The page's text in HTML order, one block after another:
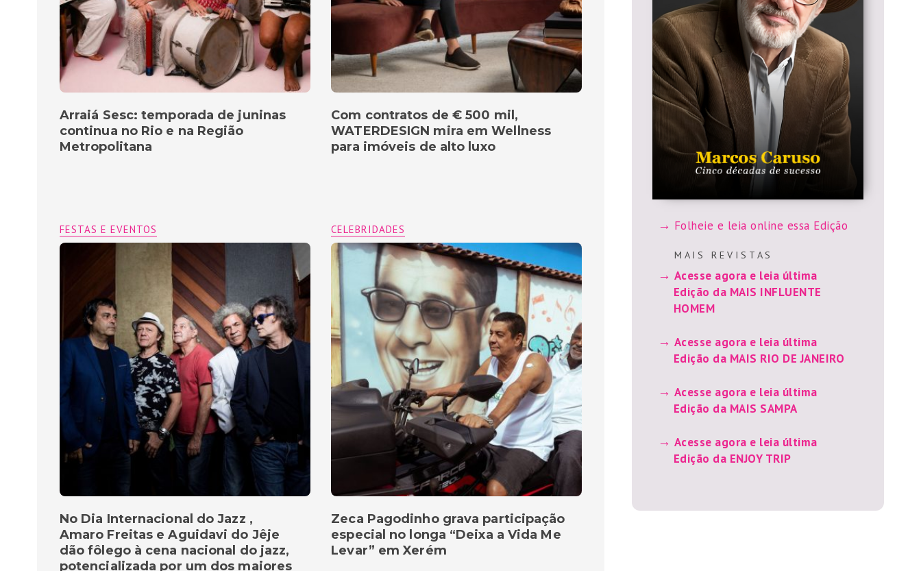
Com contratos de € 500 mil,
WATERDESIGN mira em Wellness
para imóveis de alto luxo
Arraiá Sesc: temporada de juninas
continua no Rio e na Região
Metropolitana
CELEBRIDADES
Zeca Pagodinho grava participação
especial no longa “Deixa a Vida Me
Levar” em Xerém
FESTAS E EVENTOS
No Dia Internacional do Jazz ,
Amaro Freitas e Aguidavi do Jêje
dão fôlego à cena nacional do jazz,
potencializada por um dos maiores
Folheie e leia online essa Edição
M A I S R E V I S T A S
Acesse agora e leia última
Edição da MAIS INFLUENTE
HOMEM
Acesse agora e leia última
Edição da MAIS RIO DE JANEIRO
Acesse agora e leia última
Edição da MAIS SAMPA
Acesse agora e leia última
Edição da ENJOY TRIP